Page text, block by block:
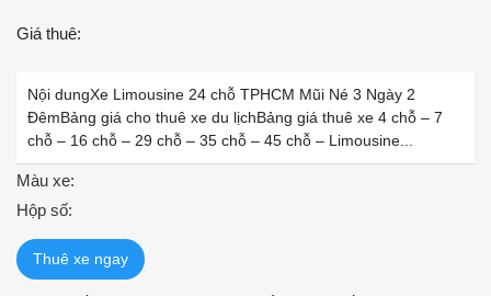
Giá thuê:
Nội dungXe Limousine 24 chỗ TPHCM Mũi Né 3 Ngày 2
ĐêmBảng giá cho thuê xe du lịchBảng giá thuê xe 4 chỗ – 7
chỗ – 16 chỗ – 29 chỗ – 35 chỗ – 45 chỗ – Limousine...
Màu xe:
Hộp số:
Thuê xe ngay